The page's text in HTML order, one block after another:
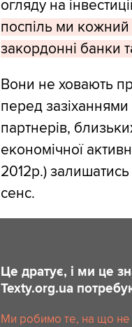
огляду на
поспіль ми
закордонні банки
Вони не ховають
перед зазіханнями
партнерів,
економічної
2012р.) залишатись
сенс.
Це дратує, і ми це
Texty.org.ua
Ми робимо те, на що не